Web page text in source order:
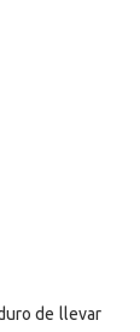
de llevar